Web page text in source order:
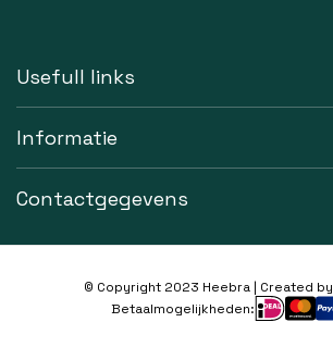
Usefull links
Informatie
Contactgegevens
© Copyright 2023 Heebra | Created by
Betaalmogelijkheden: